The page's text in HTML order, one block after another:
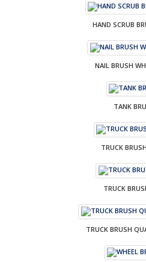
HAND SCRUB
NAIL BRUSH
TANK
TRUCK
TRUCK
TRUCK BRUSH